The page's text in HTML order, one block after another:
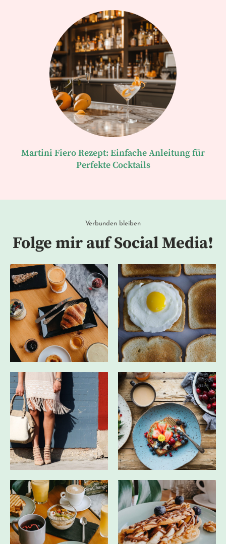
Martini Fiero Rezept: Einfache Anleitung für
Perfekte Cocktails
Verbunden bleiben
Folge mir auf Social Media!